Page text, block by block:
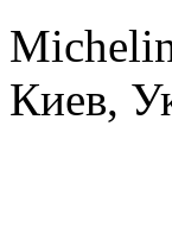
Киев,